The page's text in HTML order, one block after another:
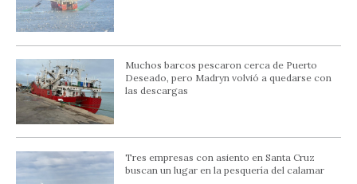
Muchos barcos pescaron cerca de Puerto
Deseado, pero Madryn volvió a quedarse con
las descargas
Tres empresas con asiento en Santa Cruz
buscan un lugar en la pesquería del calamar